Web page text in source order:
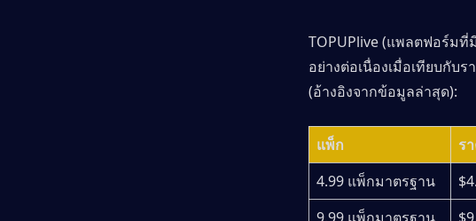
TOPUPlive (แพลตฟอร์ม
อย่างต่อเนื่องเมื่อเทียบกับ
(อ้างอิงจากข้อมูลล่าสุด):
แพ็ก ร
4.99 แพ็กมาตรฐาน